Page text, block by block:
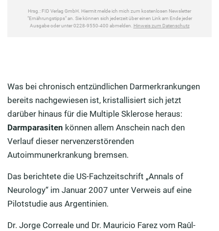
Was bei chronisch entzündlichen Darmerkrankungen
bereits nachgewiesen ist, kristallisiert sich jetzt
darüber hinaus für die Multiple Sklerose heraus:
Darmparasiten können allem Anschein nach den
Verlauf dieser nervenzerstörenden
Autoimmunerkrankung bremsen.
Das berichtete die US-Fachzeitschrift „Annals of
Neurology“ im Januar 2007 unter Verweis auf eine
Pilotstudie aus Argentinien.
Dr. Jorge Correale und Dr. Mauricio Farez vom Raûl-